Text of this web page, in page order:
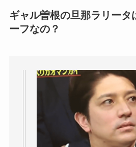
ギャル曽根の旦那ラリータ
ーフなの？